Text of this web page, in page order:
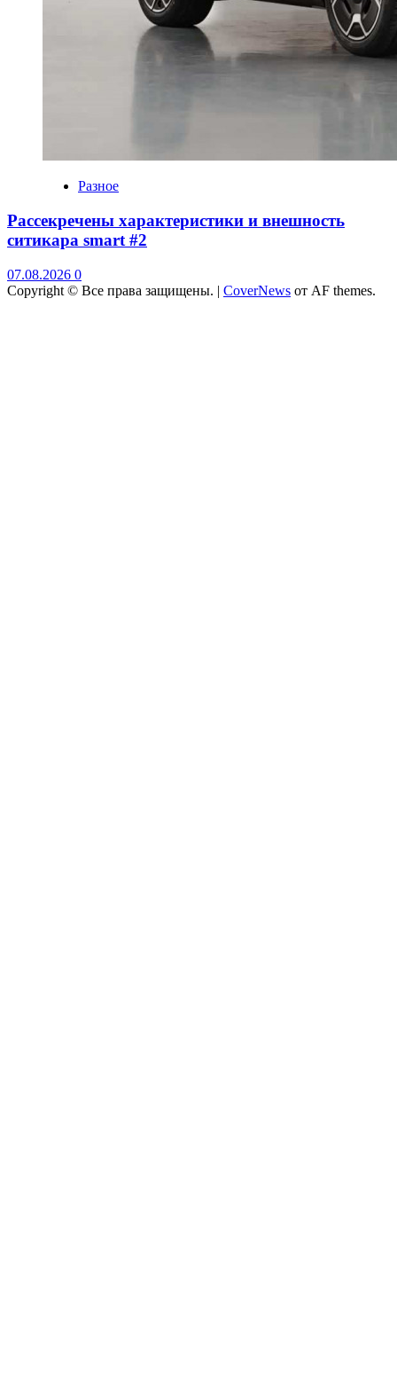
Разное
Рассекречены характеристики и внешность
ситикара smart #2
07.08.2026 0
Copyright © Все права защищены. | CoverNews от AF themes.